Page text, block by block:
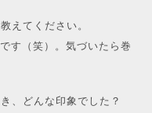
えてください。
す（笑）。気づいたら巻
、どんな印象でした？